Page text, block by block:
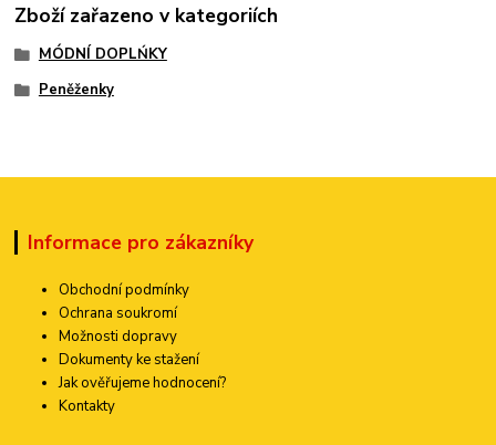
Zboží zařazeno v kategoriích
MÓDNÍ DOPLŃKY
Peněženky
Informace pro zákazníky
Obchodní podmínky
Ochrana soukromí
Možnosti dopravy
Dokumenty ke stažení
Jak ověřujeme hodnocení?
Kontakty